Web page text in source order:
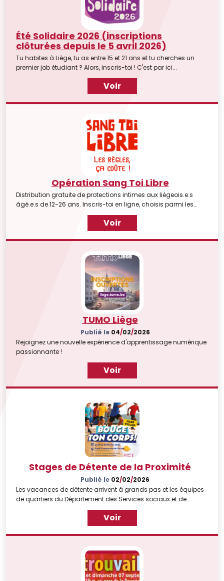
Été Solidaire 2026 (inscriptions
clôturées depuis le 5 avril 2026)
Tu habites à Liège, tu as entre 15 et 21 ans et tu cherches un
premier job étudiant ? Alors, inscris-toi ! C'est par ici...
Voir
Opération Sang Toi Libre
Distribution gratuite de protections intimes aux liégeois.e.s
âgé.e.s de 12-26 ans. Inscris-toi en ligne, choisis parmi les
différentes protections intimes proposées et bénéficie de cette
offre durant 3 mois. 4 centres de distribution sont actuellement
Voir
TUMO Liège
Publié le 04/02/2026
Rejoignez une nouvelle expérience d'apprentissage numérique
passionnante !
Voir
Stages de Détente de la Proximité
Publié le 02/02/2026
Les vacances de détente arrivent à grands pas et les équipes
de quartiers du Département des Services sociaux et de
Proximité de la Ville de Liège ont prévu plusieurs stages pour les
enfants pendant les 2 semaines de congés scolaires
Voir